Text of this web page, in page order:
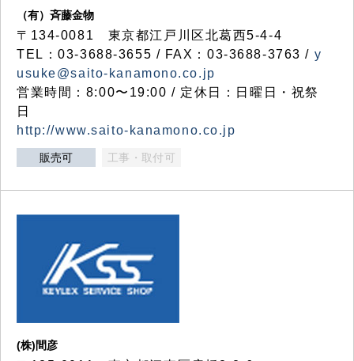
（有）斉藤金物
〒134-0081 東京都江戸川区北葛西5-4-4
TEL：03-3688-3655 / FAX：03-3688-3763 / y
usuke@saito-kanamono.co.jp
営業時間：8:00〜19:00 / 定休日：日曜日・祝祭
日
http://www.saito-kanamono.co.jp
販売可 工事・取付可
(株)間彦